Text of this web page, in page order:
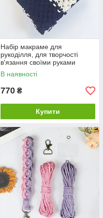
Набір макраме для
рукоділля, для творчості
в'язання своїми руками
гаманця 15.7х10см колір
синій з білим
В наявності
770 ₴
Купити